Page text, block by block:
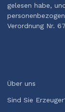
gelesen habe,
Verordnung Nr.
Über uns
Sind Sie